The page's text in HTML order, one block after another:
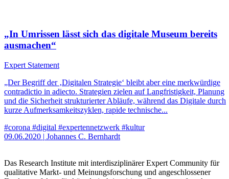
„In Umrissen lässt sich das digitale Museum bereits
ausmachen“
Expert Statement
„Der Begriff der ‚Digitalen Strategie‘ bleibt aber eine merkwürdige
contradictio in adiecto. Strategien zielen auf Langfristigkeit, Planung
und die Sicherheit strukturierter Abläufe, während das Digitale durch
kurze Aufmerksamkeitszyklen, rapide technische...
#corona #digital #expertennetzwerk #kultur
09.06.2020 | Johannes C. Bernhardt
Das Research Institute mit interdisziplinärer Expert Community für
qualitative Markt- und Meinungsforschung und angeschlossener